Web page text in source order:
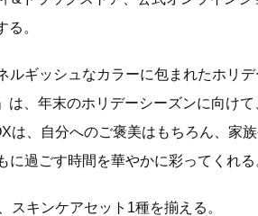
。
ルギッシュなカラーに包まれたホリ
は、年末のホリデーシーズンに向け
は、自分へのご褒美はもちろん、家
に過ごす時間を華やかに彩ってくれる
スキンケアセット1種を揃える。